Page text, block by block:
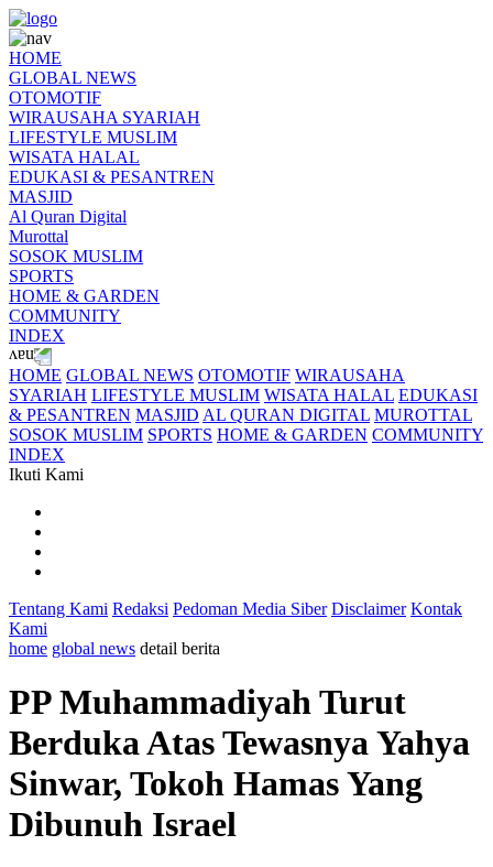
HOME
GLOBAL NEWS
OTOMOTIF
WIRAUSAHA SYARIAH
LIFESTYLE MUSLIM
WISATA HALAL
EDUKASI & PESANTREN
MASJID
Al Quran Digital
Murottal
SOSOK MUSLIM
SPORTS
HOME & GARDEN
COMMUNITY
INDEX
HOME GLOBAL NEWS OTOMOTIF WIRAUSAHA
SYARIAH LIFESTYLE MUSLIM WISATA HALAL EDUKASI
& PESANTREN MASJID AL QURAN DIGITAL MUROTTAL
SOSOK MUSLIM SPORTS HOME & GARDEN COMMUNITY
INDEX
Ikuti Kami
Tentang Kami Redaksi Pedoman Media Siber Disclaimer Kontak
Kami
home global news detail berita
PP Muhammadiyah Turut
Berduka Atas Tewasnya Yahya
Sinwar, Tokoh Hamas Yang
Dibunuh Israel